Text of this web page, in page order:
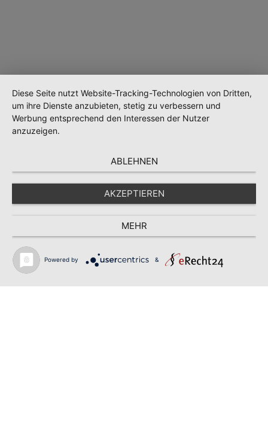
Wird geladen …
Diese Seite nutzt Website-Tracking-Technologien von Dritten,
um ihre Dienste anzubieten, stetig zu verbessern und
Werbung entsprechend den Interessen der Nutzer
anzuzeigen.
ABLEHNEN
AKZEPTIEREN
MEHR
Powered by &